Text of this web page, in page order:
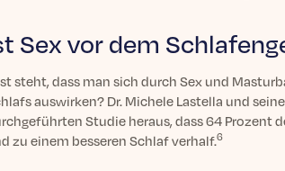
Sex vor dem
steht, dass man sich durch Sex und
auswirken? Dr. Michele Lastella und
Studie heraus, dass 64 Prozent
zu einem besseren Schlaf verhalf.6